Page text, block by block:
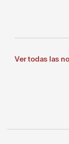
Ver todas las